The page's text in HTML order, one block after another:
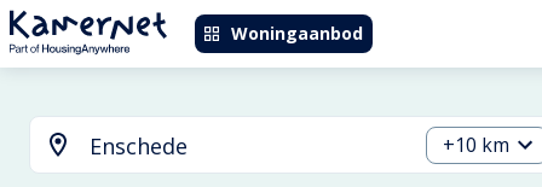
Woningaanbod
+10 km